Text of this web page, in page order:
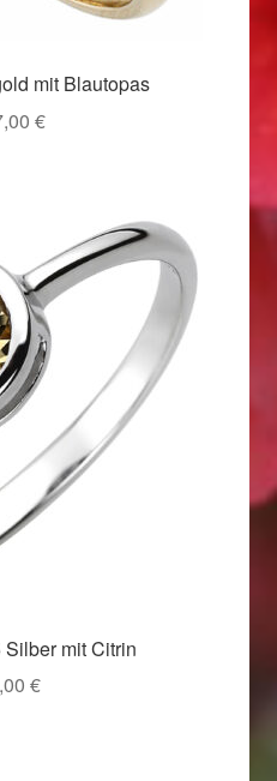
mit Blautopas
€
mit Citrin
€